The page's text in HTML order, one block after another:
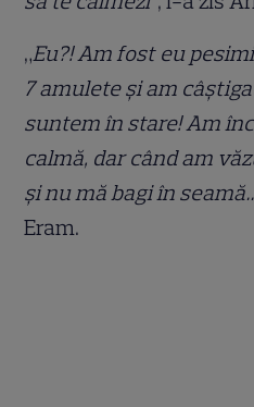
„Eu?! Am fost eu
7 amulete și am
suntem în stare! Am
calmă, dar când am
și nu mă bagi în
Eram.